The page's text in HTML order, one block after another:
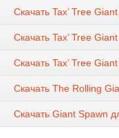
Скачать Tax’ Tree
Скачать Tax’ Tree
Скачать Tax’ Tree
Скачать The Rolling
Скачать Giant Spawn